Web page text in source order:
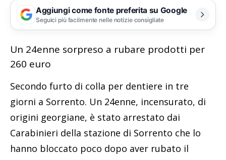
Aggiungi come fonte preferita su Google
Seguici più facilmente nelle notizie consigliate
Un 24enne sorpreso a rubare prodotti per
260 euro
​Secondo furto di colla per dentiere in tre
giorni a Sorrento. Un 24enne, incensurato, di
origini georgiane, è stato arrestato dai
Carabinieri della stazione di Sorrento che lo
hanno bloccato poco dopo aver rubato il